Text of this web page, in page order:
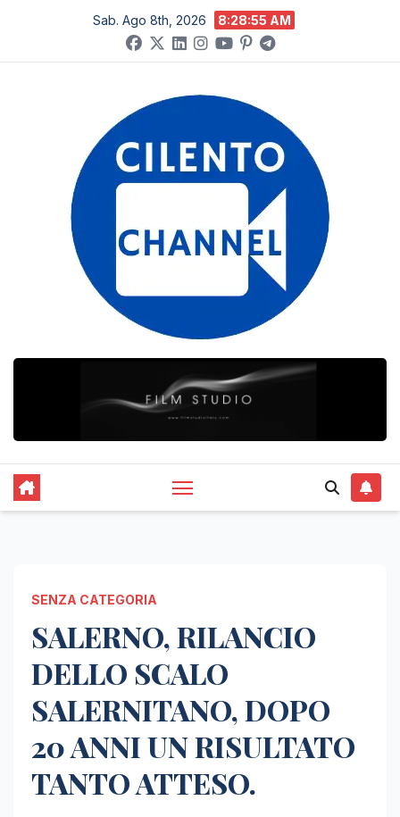
contenuto
Sab. Ago 8th, 2026 8:28:56 AM
SENZA CATEGORIA
SALERNO, RILANCIO
DELLO SCALO
SALERNITANO, DOPO
20 ANNI UN RISULTATO
TANTO ATTESO.